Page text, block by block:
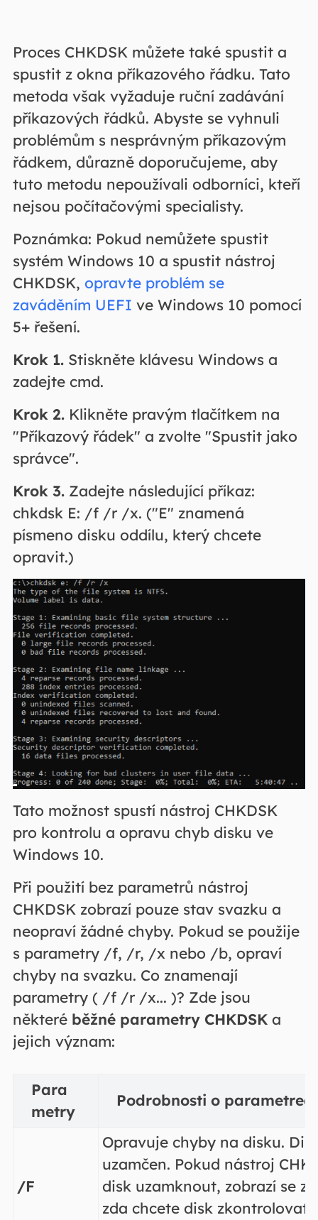
Proces CHKDSK můžete také spustit a
spustit z okna příkazového řádku. Tato
metoda však vyžaduje ruční zadávání
příkazových řádků. Abyste se vyhnuli
problémům s nesprávným příkazovým
řádkem, důrazně doporučujeme, aby
tuto metodu nepoužívali odborníci, kteří
nejsou počítačovými specialisty.
Poznámka: Pokud nemůžete spustit
systém Windows 10 a spustit nástroj
CHKDSK, opravte problém se
zaváděním UEFI ve Windows 10 pomocí
5+ řešení.
Krok 1.Stiskněte klávesu Windows a
zadejte cmd.
Krok 2.Klikněte pravým tlačítkem na
"Příkazový řádek" a zvolte "Spustit jako
správce".
Krok 3.Zadejte následující příkaz:
chkdsk E: /f /r /x. ("E" znamená
písmeno disku oddílu, který chcete
opravit.)
Tato možnost spustí nástroj CHKDSK
pro kontrolu a opravu chyb disku ve
Windows 10.
Při použití bez parametrů nástroj
CHKDSK zobrazí pouze stav svazku a
neopraví žádné chyby. Pokud se použije
s parametry /f, /r, /x nebo /b, opraví
chyby na svazku. Co znamenají
parametry ( /f /r /x... )? Zde jsou
některé běžné parametry CHKDSKa
jejich význam:
Para
metry
Podrobnosti o
/F
Opravuje chyby na disku.
uzamčen. Pokud nástroj
disk uzamknout, zobrazí se
zda chcete disk zkontrolovat